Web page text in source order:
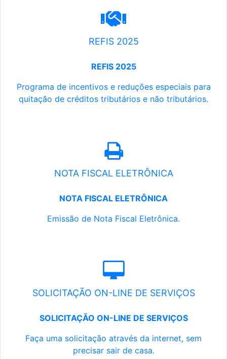
REFIS 2025
REFIS 2025
Programa de incentivos e reduções especiais para
quitação de créditos tributários e não tributários.
NOTA FISCAL ELETRÔNICA
NOTA FISCAL ELETRÔNICA
Emissão de Nota Fiscal Eletrônica.
SOLICITAÇÃO ON-LINE DE SERVIÇOS
SOLICITAÇÃO ON-LINE DE SERVIÇOS
Faça uma solicitação através da internet, sem
precisar sair de casa.